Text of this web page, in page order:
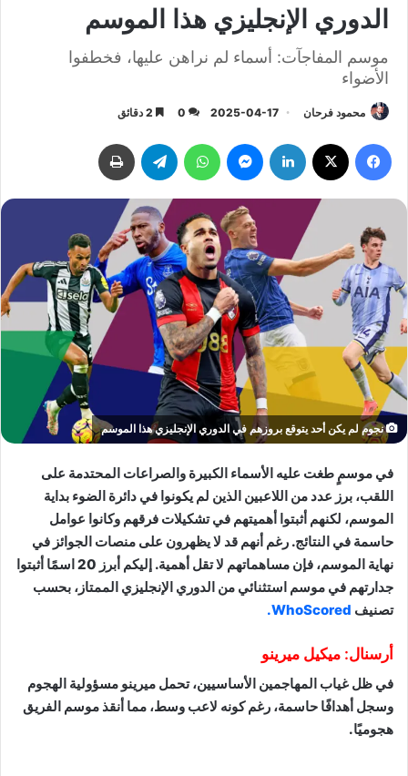
الدوري الإنجليزي هذا الموسم
موسم المفاجآت: أسماء لم نراهن عليها، فخطفوا
الأضواء
محمود فرحان 2025-04-17
0
نجوم لم يكن أحد يتوقع بروزهم في الدوري الإنجليزي هذا الموسم
في موسمٍ طغت عليه الأسماء الكبيرة والصراعات المحتدمة على
اللقب، برز عدد من اللاعبين الذين لم يكونوا في دائرة الضوء بداية
الموسم، لكنهم أثبتوا أهميتهم في تشكيلات فرقهم وكانوا عوامل
حاسمة في النتائج. رغم أنهم قد لا يظهرون على منصات الجوائز في
نهاية الموسم، فإن مساهماتهم لا تقل أهمية. إليكم أبرز 20 اسمًا أثبتوا
جدارتهم في موسم استثنائي من الدوري الإنجليزي الممتاز، بحسب
تصنيف
أرسنال: ميكيل ميرينو
في ظل غياب المهاجمين الأساسيين، تحمل ميرينو مسؤولية الهجوم
وسجل أهدافًا حاسمة، رغم كونه لاعب وسط، مما أنقذ موسم الفريق
هجوميًا.